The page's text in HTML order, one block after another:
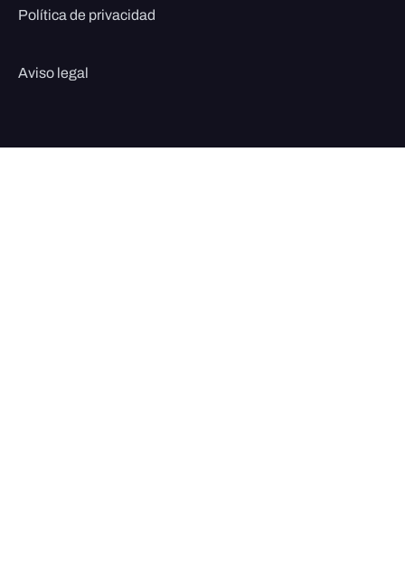
Política de privacidad
Aviso legal